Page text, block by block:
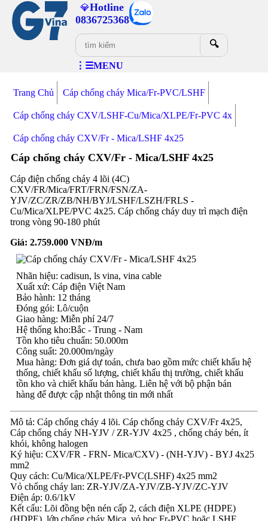
💎Hotline
0836725368
🔍
⋮☰MENU
Trang Chủ Cáp chống cháy Mica/Fr-PVC/LSHF
Cáp chống cháy CXV/LSHF-Cu/Mica/XLPE/Fr-PVC 4x
Cáp chống cháy CXV/Fr - Mica/LSHF 4x25
Cáp chống cháy CXV/Fr - Mica/LSHF 4x25
Cáp điện chống cháy 4 lõi (4C)
CXV/FR/Mica/FRT/FRN/FSN/ZA-
YJV/ZC/ZR/ZB/NH/BYJ/LSHF/LSZH/FRLS -
Cu/Mica/XLPE/PVC 4x25. Cáp chống cháy duy trì mạch điện
trong vòng 90-180 phút
Giá: 2.759.000VNĐ/m
Nhãn hiệu: cadisun, ls vina, vina cable
Xuất xứ: Cáp điện Việt Nam
Bảo hành: 12 tháng
Đóng gói: Lô/cuộn
Giao hàng: Miễn phí 24/7
Hệ thống kho:Bắc - Trung - Nam
Tồn kho tiêu chuẩn: 50.000m
Công suất: 20.000m/ngày
Mua hàng: Đơn giá dự toán, chưa bao gồm mức chiết khấu hệ
thống, chiết khấu số lượng, chiết khấu thị trường, chiết khấu
tồn kho và chiết khấu bán hàng. Liên hệ với bộ phận bán
hàng để được cập nhật thông tin mới nhất
Mô tả: Cáp chống cháy 4 lõi. Cáp chống cháy CXV/Fr 4x25,
Cáp chống cháy NH-YJV / ZR-YJV 4x25 , chống cháy bén, ít
khói, không halogen
Ký hiệu: CXV/FR - FRN- Mica/CXV) - (NH-YJV) - BYJ 4x25
mm2
Quy cách: Cu/Mica/XLPE/Fr-PVC(LSHF) 4x25 mm2
Vỏ chống cháy lan: ZR-YJV/ZA-YJV/ZB-YJV/ZC-YJV
Điện áp: 0.6/1kV
Kết cấu: Lõi đồng bện nén cấp 2, cách điện XLPE (HDPE)
(HDPE), lớp chống cháy Mica, vỏ bọc Fr-PVC hoặc LSHF